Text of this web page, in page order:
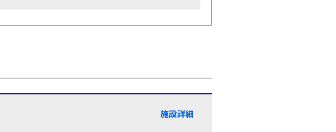
施設詳細